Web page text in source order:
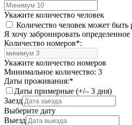
Укажите количество человек
Количество человек может быть
Я хочу забронировать
Количество номеров*:
Укажите количество номеров
Минимальное количество: 3
Даты проживания:*
Даты примерные (+/– 3 дня)
Заезд
Выберите дату
Выезд